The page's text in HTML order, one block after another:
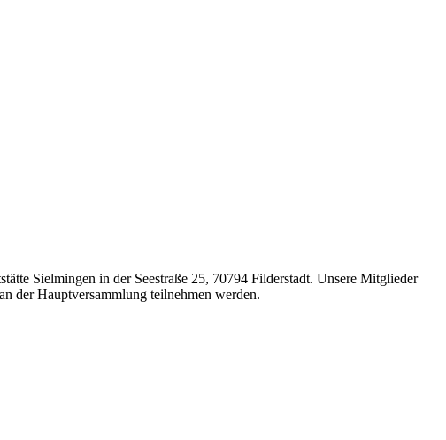
Sielmingen in der Seestraße 25, 70794 Filderstadt. Unsere Mitglieder
der Hauptversammlung teilnehmen werden.